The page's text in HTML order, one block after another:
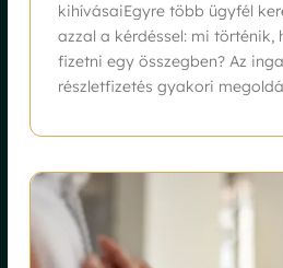
kihívásaiEgyre több ügyfél
azzal a kérdéssel: mi történik,
fizetni egy összegben? Az
részletfizetés gyakori